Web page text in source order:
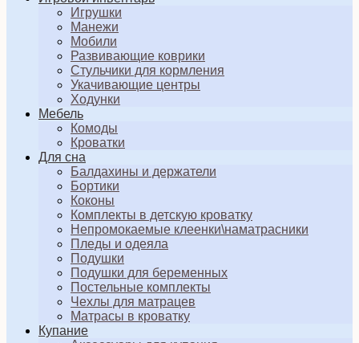
Игрушки
Манежи
Мобили
Развивающие коврики
Стульчики для кормления
Укачивающие центры
Ходунки
Мебель
Комоды
Кроватки
Для сна
Балдахины и держатели
Бортики
Коконы
Комплекты в детскую кроватку
Непромокаемые клеенки\наматрасники
Пледы и одеяла
Подушки
Подушки для беременных
Постельные комплекты
Чехлы для матрацев
Матрасы в кроватку
Купание